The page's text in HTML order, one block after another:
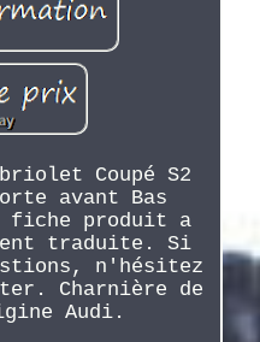
Coupé S2
avant Bas
fiche produit a
traduite. Si
n'hésitez
Charnière de
Audi.